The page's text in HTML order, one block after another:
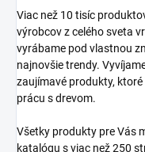
Viac než 10 tisíc
výrobcov z celého sveta
vyrábame pod vlastnou
najnovšie trendy.
zaujímavé produkty,
prácu s drevom.
Všetky produkty pre Vás
katalógu s viac než 250